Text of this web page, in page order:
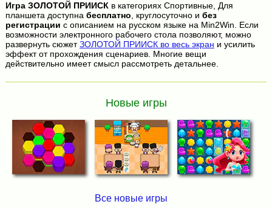
Игра ЗОЛОТОЙ ПРИИСКв категориях Спортивные, Для
планшета доступна бесплатно, круглосуточно и без
регистрации с описанием на русском языке на Min2Win. Если
возможности электронного рабочего стола позволяют, можно
развернуть сюжетЗОЛОТОЙ ПРИИСК во весь экран и усилить
эффект от прохождения сценариев. Многие вещи
действительно имеет смысл рассмотреть детальнее.
Новые игры
Все новые игры